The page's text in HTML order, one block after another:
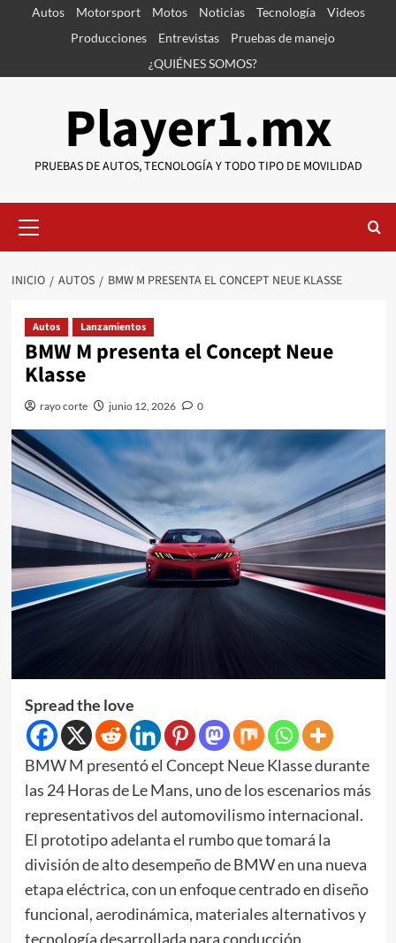
SaltarAutos Motorsport Motos Noticias Tecnología
Videos
Producciones
Entrevistas
Pruebas de manejo
¿QUIÉNES SOMOS?
Player1.mx
PRUEBAS DE AUTOS, TECNOLOGÍA Y TODO TIPO DE MOVILIDAD
primario
INICIO AUTOS BMW M PRESENTA EL CONCEPT NEUE KLASSE
Autos Lanzamientos
BMW M presenta el Concept Neue
Klasse
rayo corte junio 12, 2026 0
Spread the love
BMW M presentó el Concept Neue Klasse durante
las 24 Horas de Le Mans, uno de los escenarios más
representativos del automovilismo internacional.
El prototipo adelanta el rumbo que tomará la
división de alto desempeño de BMW en una nueva
etapa eléctrica, con un enfoque centrado en diseño
funcional, aerodinámica, materiales alternativos y
tecnología desarrollada para conducción